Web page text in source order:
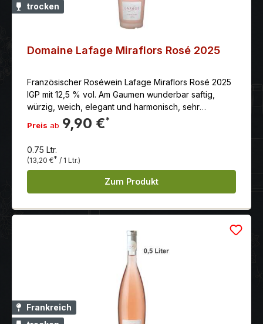
trocken
Domaine Lafage Miraflors Rosé 2025
Französischer Roséwein Lafage Miraflors Rosé 2025
IGP mit 12,5 % vol. Am Gaumen wunderbar saftig,
würzig, weich, elegant und harmonisch, sehr
lebendig mit rundem Finale. Der Rosé leuchtet mit
einer herrlich rosa schimmernden Farbe und brillanten
frisch aufgeschnittenen Erdbeeren, Brombeeren,
einem Hauch frischer Kräuter. Am Gaumen wunderbar
saftig, würzig, weich, elegant und harmonisch, sehr
lebendig mit rundem Finale. Passt ausgezeichnet zu
Ratatouille und Paella.
Preis ab 9,90 €*
0.75 Ltr.
(13,20 €* / 1 Ltr.)
Zum Produkt
Frankreich